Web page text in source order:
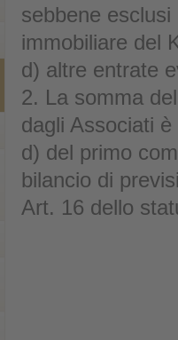
sebbene
immobiliare del
d) altre entrate
2. La somma
dagli Associati
d) del primo
bilancio di
Art. 16 dello